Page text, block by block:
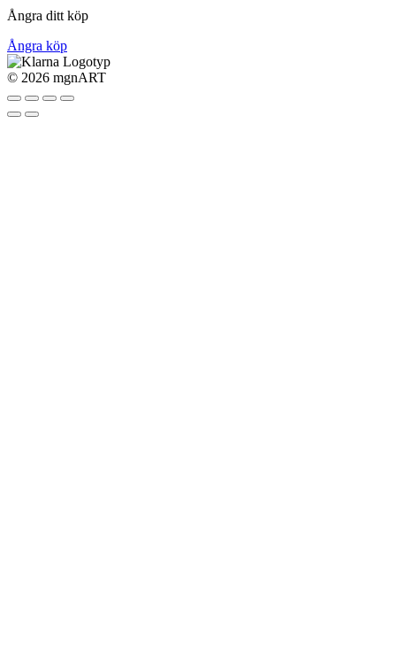
Ångra ditt köp
Ångra köp
© 2026 mgnART